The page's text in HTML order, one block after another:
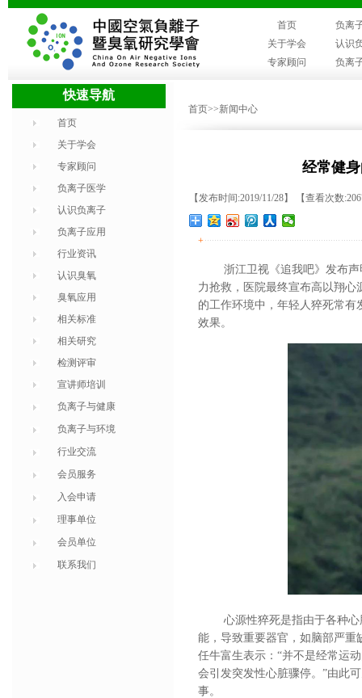
首页
负离
关于学会
认识
专家顾问
负离
快速导航
首页
关于学会
专家顾问
负离子医学
认识负离子
负离子应用
行业资讯
认识臭氧
臭氧应用
相关标准
相关研究
检测评审
宣讲师培训
负离子与健康
负离子与环境
行业交流
会员服务
入会申请
理事单位
会员单位
联系我们
首页>>新闻中心
经常健
【发布时间:2019/11/28】 【查看次数
+
浙江卫视《追我吧》发布
力抢救，医院最终宣布高以翔
的工作环境中，年轻人猝死常
效果。
心源性猝死是指由于各种
能，导致重要器官，如脑部严重
任牛富生表示： “并不是经常运
会引发突发性心脏骤停。”由此
事。